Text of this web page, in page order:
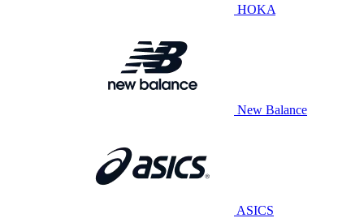
HOKA
New Balance
ASICS